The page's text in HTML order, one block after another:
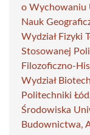
o Wychowaniu
Nauk
Wydział Fizyki
Stosowanej
Filozoficzno-
Wydział
Politechniki
Środowiska
Budownictwa,